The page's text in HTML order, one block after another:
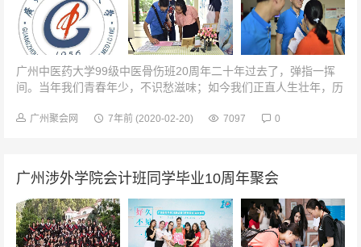
广州中医药大学99级中医骨伤班20周年二十年过去了，弹指一挥
间。当年我们青春年少，不识愁滋味；如今我们正直人生壮年，历
还是那么真，话还是那么亲...
广州聚会网 7年前 (2020-02-20) 7097 0
广州涉外学院会计班同学毕业10周年聚会